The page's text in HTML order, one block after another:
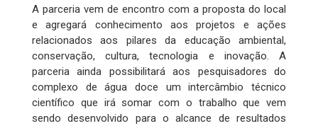
A parceria vem de encontro com a proposta do local
e agregará conhecimento aos projetos e ações
relacionados aos pilares da educação ambiental,
conservação, cultura, tecnologia e inovação. A
parceria ainda possibilitará aos pesquisadores do
complexo de água doce um intercâmbio técnico
científico que irá somar com o trabalho que vem
sendo desenvolvido para o alcance de resultados